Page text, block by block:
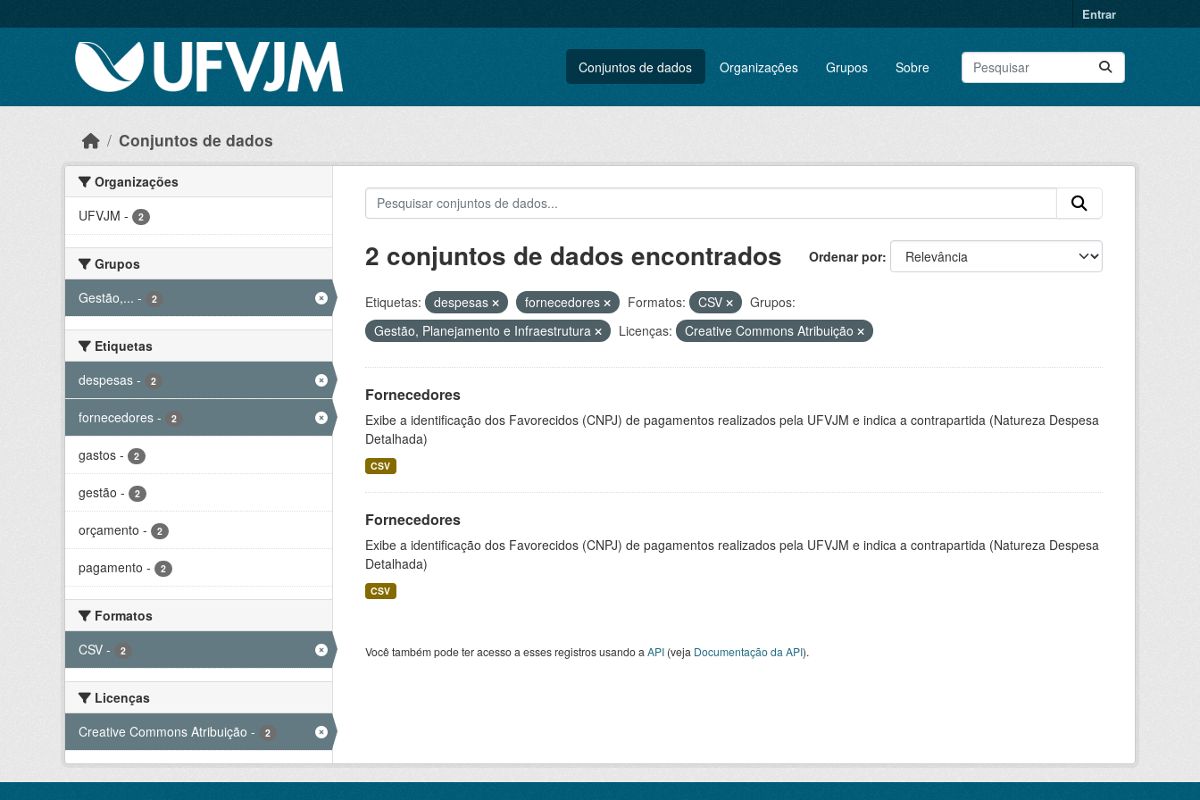
Entrar
Conjuntos de dados Organizações Grupos Sobre
Conjuntos de dados
Organizações
UFVJM - 2
Grupos
Gestão,... - 2
Etiquetas
despesas - 2
fornecedores - 2
gastos - 2
gestão - 2
orçamento - 2
pagamento - 2
Formatos
CSV - 2
Licenças
Creative Commons Atribuição - 2
Ordenar por
2 conjuntos de dados encontrados
Etiquetas: despesas fornecedores Formatos: CSV
Grupos:
Gestão, Planejamento e Infraestrutura
Licenças: Creative Commons Atribuição
Fornecedores
Exibe a identificação dos Favorecidos (CNPJ) de pagamentos realizados pela UFVJM e indica a contrapartida (Natureza Despesa
Detalhada)
CSV
Fornecedores
Exibe a identificação dos Favorecidos (CNPJ) de pagamentos realizados pela UFVJM e indica a contrapartida (Natureza Despesa
Detalhada)
CSV
Você também pode ter acesso a esses registros usando a API(veja Documentação da API).